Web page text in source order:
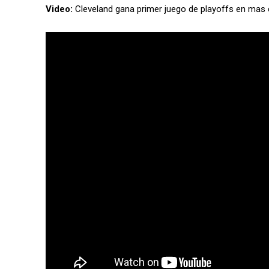
Video: Cleveland gana primer juego de playoffs en mas